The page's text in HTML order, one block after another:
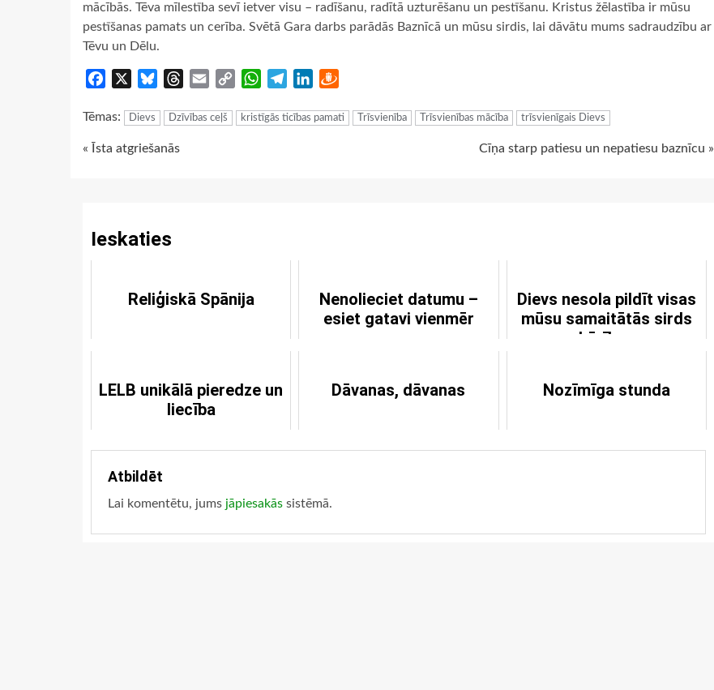
mācībās. Tēva mīlestība sevī ietver visu – radīšanu, radītā uzturēšanu un pestīšanu. Kristus žēlastība ir mūsu
pestīšanas pamats un cerība. Svētā Gara darbs parādās Baznīcā un mūsu sirdis, lai dāvātu mums sadraudzību ar
Tēvu un Dēlu.
Facebook BlueskyThreads
Email
Copy
WhatsApp
TelegramLinkedIn
Tēmas: Dievs Dzīvības ceļš kristīgās ticības pamati Trīsvienība Trīsvienības mācība trīsvienīgais Dievs
Continue
« Īsta atgriešanās Cīņa starp patiesu un nepatiesu baznīcu »
Ieskaties
Reliģiskā Spānija
Nenolieciet datumu –
esiet gatavi vienmēr
Dievs nesola pildīt visas
mūsu samaitātās sirds
kārības
LELB unikālā pieredze un
liecība
Dāvanas, dāvanas Nozīmīga stunda
Atbildēt
Lai komentētu, jums jāpiesakās sistēmā.